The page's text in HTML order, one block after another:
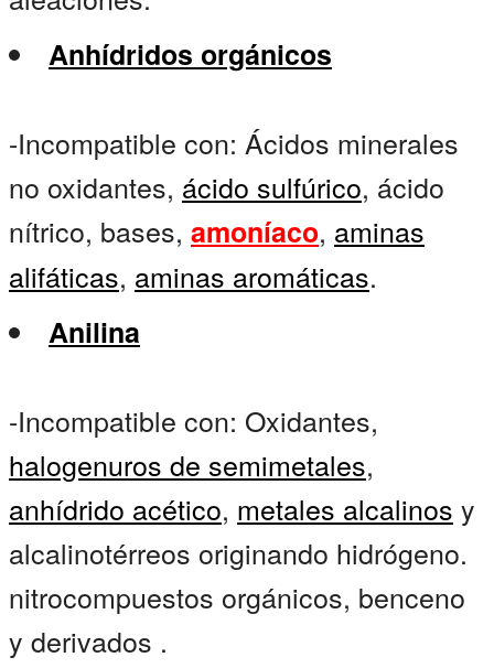
Anhídridos orgánicos
-Incompatible con: Ácidos minerales
no oxidantes, ácido sulfúrico, ácido
nítrico, bases, amoníaco, aminas
alifáticas, aminas aromáticas.
Anilina
-Incompatible con: Oxidantes,
halogenuros de semimetales,
anhídrido acético, metales alcalinos y
alcalinotérreos originando hidrógeno.
nitrocompuestos orgánicos, benceno
y derivados .